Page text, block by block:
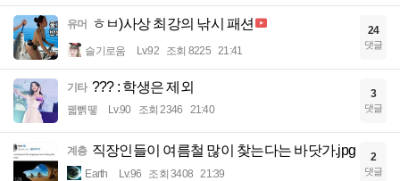
유머 ㅎㅂ)사상 최강의 낚시 패션
슬기로움 Lv.92 조회 8225 21:41
24
댓글
기타 ??? : 학생은 제외
꿻뻵뗗 Lv.90 조회 2346 21:40
3
댓글
계층 직장인들이 여름철 많이 찾는다는 바닷가.jpg
Earth Lv.96 조회 3408 21:39
2
댓글